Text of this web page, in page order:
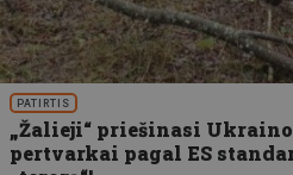
PATIRTIS
„Žalieji“ priešinasi
pertvarkai pagal ES